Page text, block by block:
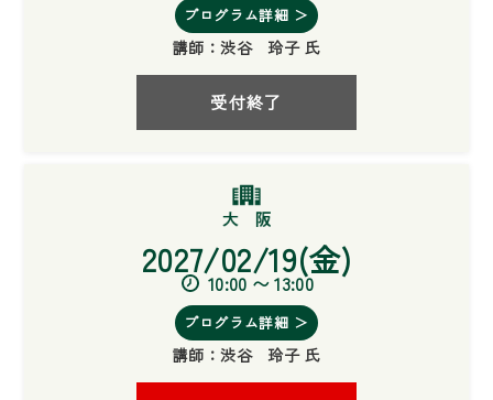
プログラム詳細 ＞
講師：渋谷 玲子 氏
受付終了
2027/02/19(金)
10:00 〜 13:00
プログラム詳細 ＞
講師：渋谷 玲子 氏